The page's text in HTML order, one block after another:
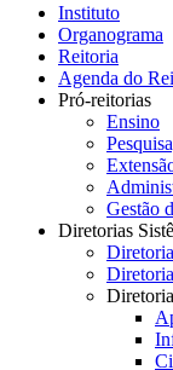
Instituto
Organograma
Reitoria
Agenda do
Pró-reitorias
Ensino
Gestão
Diretorias